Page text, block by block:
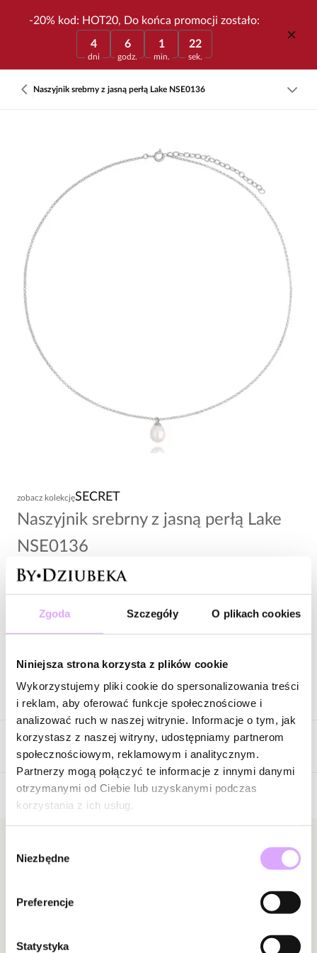
Zgoda Szczegóły O plikach cookies
Niniejsza strona korzysta z plików cookie
Wykorzystujemy pliki cookie do spersonalizowania treści
i reklam, aby oferować funkcje społecznościowe i
analizować ruch w naszej witrynie. Informacje o tym, jak
korzystasz z naszej witryny, udostępniamy partnerom
społecznościowym, reklamowym i analitycznym.
Partnerzy mogą połączyć te informacje z innymi danymi
otrzymanymi od Ciebie lub uzyskanymi podczas
korzystania z ich usług.
zgody
Niezbędne
Preferencje
Statystyka
-20% kod: HOT20, Do końca promocji zostało:
4
dni
6
godz.
1
min.
22
sek.
Naszyjnik srebrny z jasną perłą Lake NSE0136
zobacz kolekcjęSECRET
Naszyjnik srebrny z jasną perłą Lake
NSE0136
199,00 zł
Wysyłka do 3 dni roboczych
Opis produktu
Naszyjnik srebrny, wykonany ze srebra próby 925, z zawieszką –
jasna perła hodowlana.
Kolor surowca: srebrny.
Długość naszyjnika: 40 cm + wydłużenie 5 cm.
Rodzaj zapięcia: karabińczyk.
Waga poniżej 5 g.
Zobacz inne produkty z kolekcji Secret
Opinie
Brak opinii
produkcie!
W naszej witrynie opinie mogą dodawać tylko
Newsletter